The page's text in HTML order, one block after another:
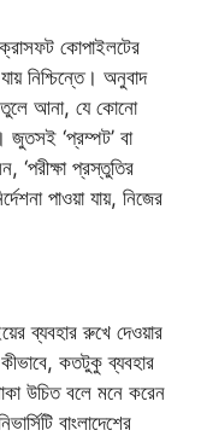
কোপাইলটের
নিশ্চিন্তে। অনুবাদ
তুলে আনা, যে কোনো
‘প্রম্পট’ বা
‘পরীক্ষা প্রস্তুতির
পাওয়া যায়, নিজের
ব্যবহার রুখে দেওয়ার
কতটুকু ব্যবহার
উচিত বলে মনে করেন
বাংলাদেশের